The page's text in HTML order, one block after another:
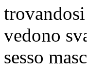
vedono
sesso